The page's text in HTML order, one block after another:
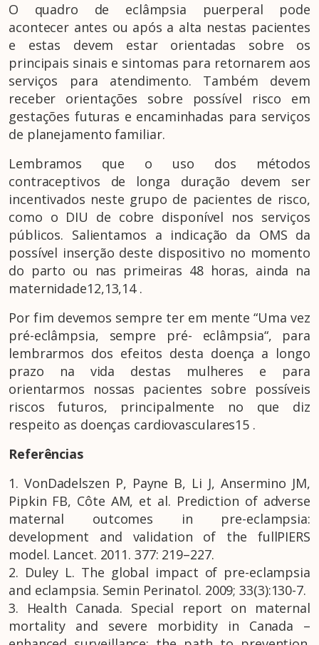
O quadro de eclâmpsia puerperal pode
acontecer antes ou após a alta nestas pacientes
e estas devem estar orientadas sobre os
principais sinais e sintomas para retornarem aos
serviços para atendimento. Também devem
receber orientações sobre possível risco em
gestações futuras e encaminhadas para serviços
de planejamento familiar.
Lembramos que o uso dos métodos
contraceptivos de longa duração devem ser
incentivados neste grupo de pacientes de risco,
como o DIU de cobre disponível nos serviços
públicos. Salientamos a indicação da OMS da
possível inserção deste dispositivo no momento
do parto ou nas primeiras 48 horas, ainda na
maternidade12,13,14 .
Por fim devemos sempre ter em mente “Uma vez
pré-eclâmpsia, sempre pré- eclâmpsia“, para
lembrarmos dos efeitos desta doença a longo
prazo na vida destas mulheres e para
orientarmos nossas pacientes sobre possíveis
riscos futuros, principalmente no que diz
respeito as doenças cardiovasculares15 .
Referências
1. VonDadelszen P, Payne B, Li J, Ansermino JM,
Pipkin FB, Côte AM, et al. Prediction of adverse
maternal outcomes in pre-eclampsia:
development and validation of the fullPIERS
model. Lancet. 2011. 377: 219–227.
2. Duley L. The global impact of pre-eclampsia
and eclampsia. Semin Perinatol. 2009; 33(3):130-7.
3. Health Canada. Special report on maternal
mortality and severe morbidity in Canada –